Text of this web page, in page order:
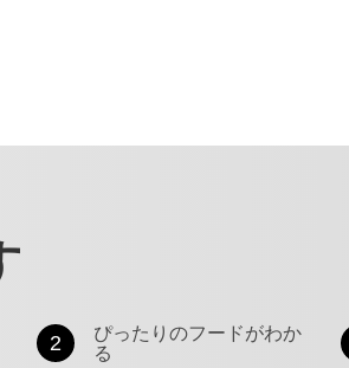
2
ぴったりのフードがわか
る